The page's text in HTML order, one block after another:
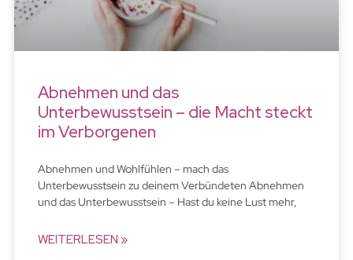
Abnehmen und das
Unterbewusstsein – die Macht steckt
im Verborgenen
Abnehmen und Wohlfühlen – mach das
Unterbewusstsein zu deinem Verbündeten Abnehmen
und das Unterbewusstsein – Hast du keine Lust mehr,
WEITERLESEN »